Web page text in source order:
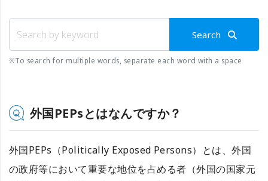
Search
※To search for multiple words, separate each word with a space
外国PEPsとはなんですか？
外国PEPs（Politically Exposed Persons）とは、外国
の政府等において重要な地位を占める者（外国の国家元